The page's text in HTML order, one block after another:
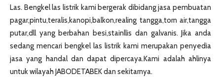
Las. Bengkel las listrik kami bergerak dibidang jasa pembuatan
pagar,pintu,teralis,kanopi,balkon,realing tangga,torn air,tangga
putar,dll yang berbahan besi,stainllis dan galvanis. Jika anda
sedang mencari bengkel las listrik kami merupakan penyedia
jasa yang handal dan dapat dipercaya.Kami adalah ahlinya
untuk wilayah JABODETABEK dan sekitarnya.